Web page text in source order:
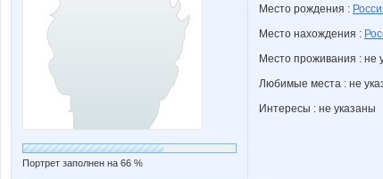
Портрет заполнен на 66 %
Место рождения :
Место нахождения :
Место проживания : не
Любимые места : не
Интересы : не указаны